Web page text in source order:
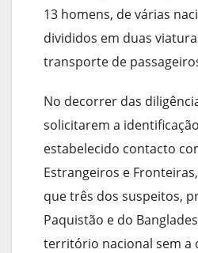
13 homens, de várias
divididos em duas
transporte de
No decorrer das
solicitarem a
estabelecido contacto
Estrangeiros e
que três dos suspeitos,
Paquistão e do
território nacional sem a